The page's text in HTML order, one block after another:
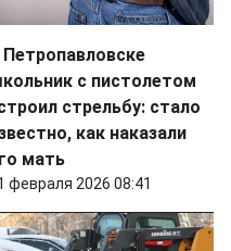
Петропавловске
с пистолетом
стрельбу: стало
как наказали
мать
февраля 2026 08:41